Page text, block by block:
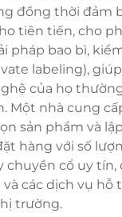
đồng thời đảm
tiên tiến, cho
pháp bao bì,
labeling),
của họ
Một nhà cung
sản phẩm và
hàng với số
chuyền cổ uy
các dịch vụ
trường.